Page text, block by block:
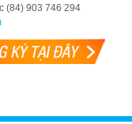
(84) 903 746 294